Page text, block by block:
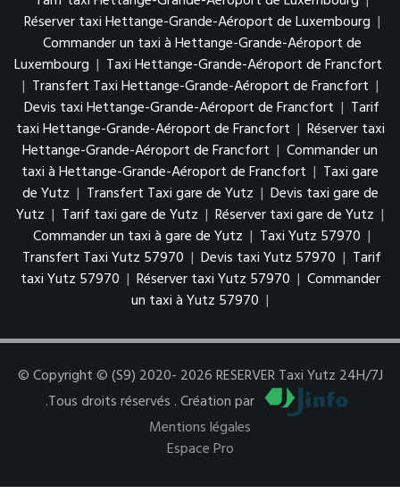
Réserver taxi Hettange-Grande-Aéroport de Luxembourg |
Commander un taxi à Hettange-Grande-Aéroport de
Luxembourg | Taxi Hettange-Grande-Aéroport de Francfort
| Transfert Taxi Hettange-Grande-Aéroport de Francfort |
Devis taxi Hettange-Grande-Aéroport de Francfort | Tarif
taxi Hettange-Grande-Aéroport de Francfort | Réserver taxi
Hettange-Grande-Aéroport de Francfort | Commander un
taxi à Hettange-Grande-Aéroport de Francfort | Taxi gare
de Yutz | Transfert Taxi gare de Yutz | Devis taxi gare de
Yutz | Tarif taxi gare de Yutz | Réserver taxi gare de Yutz |
Commander un taxi à gare de Yutz | Taxi Yutz 57970 |
Transfert Taxi Yutz 57970 | Devis taxi Yutz 57970 | Tarif
taxi Yutz 57970 | Réserver taxi Yutz 57970 | Commander
un taxi à Yutz 57970 |
© Copyright © (S9) 2020- 2026 RESERVER Taxi Yutz 24H/7J
.Tous droits réservés . Création par
Mentions légales
Espace Pro